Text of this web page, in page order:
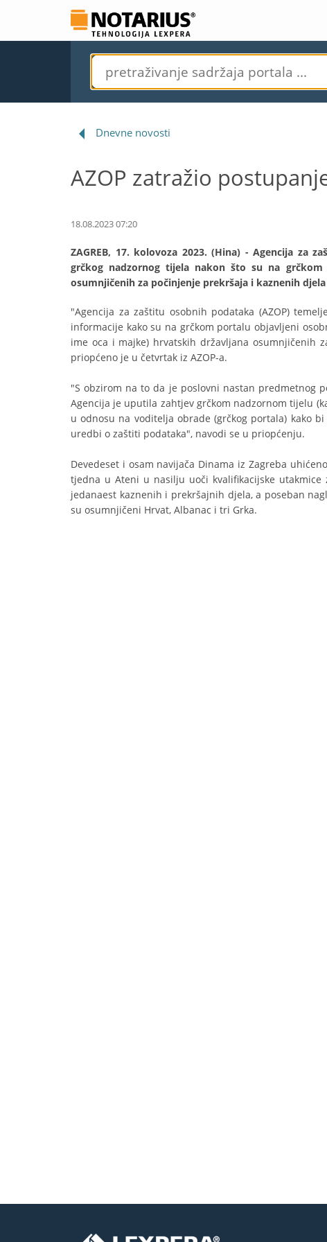
Dnevne novosti
AZOP zatražio
18.08.2023 07:20
ZAGREB, 17. kolovoza 2023. (Hina) - Agencija za
grčkog nadzornog tijela nakon što su na
osumnjičenih za počinjenje prekršaja i kaznenih
"Agencija za zaštitu osobnih podataka (AZOP)
informacije kako su na grčkom portalu objavljeni
ime oca i majke) hrvatskih državljana osumnjičenih
priopćeno je u četvrtak iz AZOP-a.
"S obzirom na to da je poslovni nastan predmetnog
Agencija je uputila zahtjev grčkom nadzornom tijelu
u odnosu na voditelja obrade (grčkog portala) kako
uredbi o zaštiti podataka", navodi se u priopćenju.
Devedeset i osam navijača Dinama iz Zagreba
tjedna u Ateni u nasilju uoči kvalifikacijske
jedanaest kaznenih i prekršajnih djela, a poseban
su osumnjičeni Hrvat, Albanac i tri Grka.